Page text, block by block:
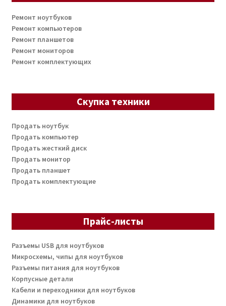
Ремонт ноутбуков
Ремонт компьютеров
Ремонт планшетов
Ремонт мониторов
Ремонт комплектующих
Скупка техники
Продать ноутбук
Продать компьютер
Продать жесткий диск
Продать монитор
Продать планшет
Продать комплектующие
Прайс-листы
Разъемы USB для ноутбуков
Микросхемы, чипы для ноутбуков
Разъемы питания для ноутбуков
Корпусные детали
Кабели и переходники для ноутбуков
Динамики для ноутбуков